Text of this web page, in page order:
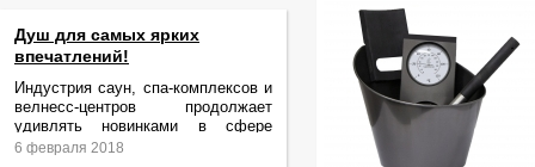
Душ для самых ярких
впечатлений!
Индустрия саун, спа-комплексов и
велнесс-центров продолжает
удивлять новинками в сфере
релаксации и ухода за телом.
6 февраля 2018